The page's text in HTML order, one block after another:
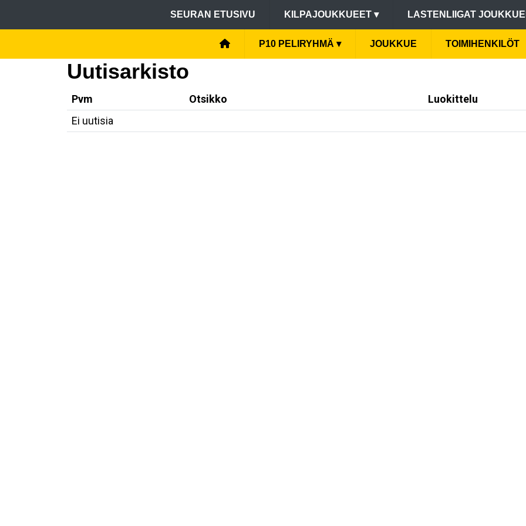
SEURAN ETUSIVU KILPAJOUKKUEET ▾ LASTENLIIGAT
P10 PELIRYHMÄ ▾ JOUKKUE TOIMIHENKILÖT
Uutisarkisto
Pvm Otsikko
Luokittelu
Ei uutisia